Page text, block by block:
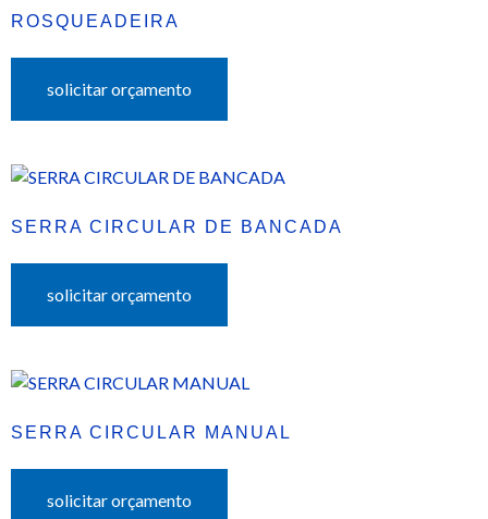
ROSQUEADEIRA
solicitar orçamento
SERRA CIRCULAR DE BANCADA
solicitar orçamento
SERRA CIRCULAR MANUAL
solicitar orçamento